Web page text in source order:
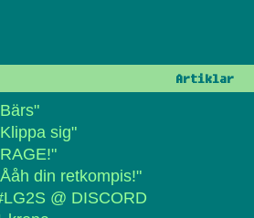
Artiklar
sig"
din retkompis!"
@ DISCORD